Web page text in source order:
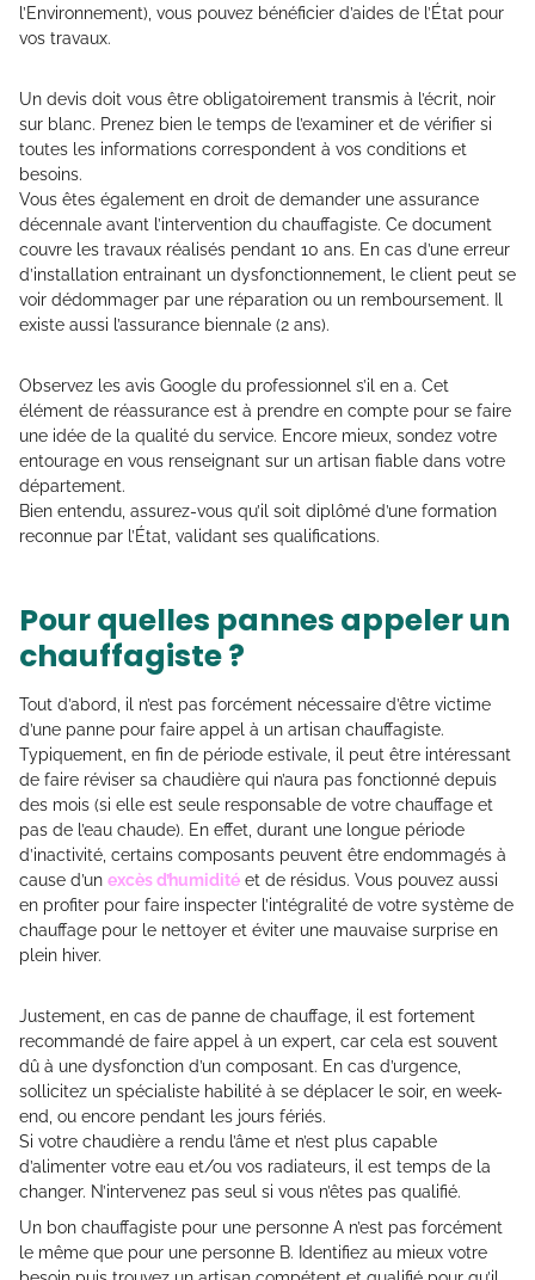
l’Environnement), vous pouvez bénéficier d’aides de l’État pour
vos travaux.
Un devis doit vous être obligatoirement transmis à l’écrit, noir
sur blanc. Prenez bien le temps de l’examiner et de vérifier si
toutes les informations correspondent à vos conditions et
besoins.
Vous êtes également en droit de demander une assurance
décennale avant l’intervention du chauffagiste. Ce document
couvre les travaux réalisés pendant 10 ans. En cas d’une erreur
d’installation entrainant un dysfonctionnement, le client peut se
voir dédommager par une réparation ou un remboursement. Il
existe aussi l’assurance biennale (2 ans).
Observez les avis Google du professionnel s’il en a. Cet
élément de réassurance est à prendre en compte pour se faire
une idée de la qualité du service. Encore mieux, sondez votre
entourage en vous renseignant sur un artisan fiable dans votre
département.
Bien entendu, assurez-vous qu’il soit diplômé d’une formation
reconnue par l’État, validant ses qualifications.
Pour quelles pannes appeler un
chauffagiste ?
Tout d’abord, il n’est pas forcément nécessaire d’être victime
d’une panne pour faire appel à un artisan chauffagiste.
Typiquement, en fin de période estivale, il peut être intéressant
de faire réviser sa chaudière qui n’aura pas fonctionné depuis
des mois (si elle est seule responsable de votre chauffage et
pas de l’eau chaude). En effet, durant une longue période
d’inactivité, certains composants peuvent être endommagés à
cause d’un excès d’humidité et de résidus. Vous pouvez aussi
en profiter pour faire inspecter l’intégralité de votre système de
chauffage pour le nettoyer et éviter une mauvaise surprise en
plein hiver.
Justement, en cas de panne de chauffage, il est fortement
recommandé de faire appel à un expert, car cela est souvent
dû à une dysfonction d’un composant. En cas d’urgence,
sollicitez un spécialiste habilité à se déplacer le soir, en week-
end, ou encore pendant les jours fériés.
Si votre chaudière a rendu l’âme et n’est plus capable
d’alimenter votre eau et/ou vos radiateurs, il est temps de la
changer. N’intervenez pas seul si vous n’êtes pas qualifié.
Un bon chauffagiste pour une personne A n’est pas forcément
le même que pour une personne B. Identifiez au mieux votre